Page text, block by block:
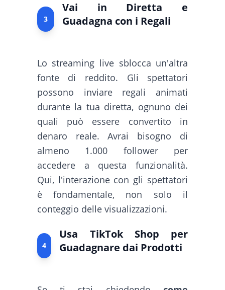
3
Vai in Diretta e
Guadagna con i Regali
Lo streaming live sblocca un'altra
fonte di reddito. Gli spettatori
possono inviare regali animati
durante la tua diretta, ognuno dei
quali può essere convertito in
denaro reale. Avrai bisogno di
almeno 1.000 follower per
accedere a questa funzionalità.
Qui, l'interazione con gli spettatori
è fondamentale, non solo il
conteggio delle visualizzazioni.
4
Usa TikTok Shop per
Guadagnare dai Prodotti